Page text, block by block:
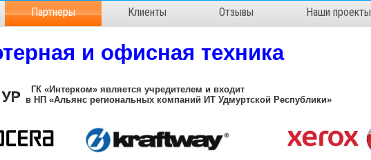
Партнеры Клиенты Отзывы Наши проекты
и офисная техника
ГК «Интерком» является учредителем и входит
в НП «Альянс региональных компаний ИТ Удмуртской Республики»